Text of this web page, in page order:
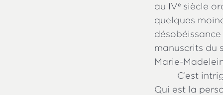
au IVe siècle
quelques
manuscrits du
Marie-
C’est
Qui est la